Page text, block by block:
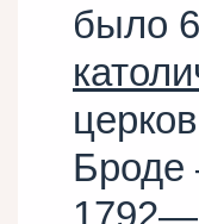
было 6
Броде
1792—